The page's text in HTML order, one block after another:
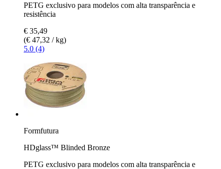
PETG exclusivo para modelos com alta transparência e
resistência
€ 35,49
(€ 47,32 / kg)
5.0 (4)
Formfutura
HDglass™ Blinded Bronze
PETG exclusivo para modelos com alta transparência e